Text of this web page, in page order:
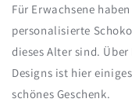
Für Erwachsene
personalisierte
dieses Alter sind. Über
Designs ist hier
schönes Geschenk.